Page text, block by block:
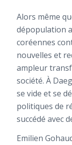
Alors même
dépopulation
coréennes
nouvelles et
ampleur
société. À
se vide et se
politiques de
succédé avec
Emilien